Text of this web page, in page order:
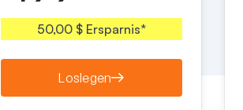
50,00 $ Ersparnis*
Loslegen